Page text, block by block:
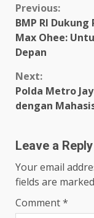
Continue
Reading
Previous:
BMP RI
Max Ohee:
Depan
Next:
Polda Metro
dengan
Leave a Reply
Your email
fields are marked
Comment*